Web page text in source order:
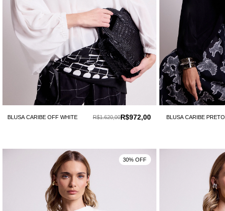
BLUSA CARIBE OFF WHITE R$972,00
R$1.620,00 BLUSA CARIBE PRETO
30% OFF